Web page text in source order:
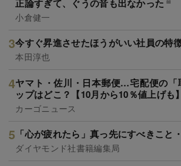
正論すぎて、ぐうの音も出なかった
小倉健一
今すぐ昇進させたほうがいい社員の特
本田淳也
ヤマト・佐川・日本郵便…宅配便の「
ップはどこ？【10月から10％値上げも】
カーゴニュース
「心が疲れたら」真っ先にすべきこと
ダイヤモンド社書籍編集局